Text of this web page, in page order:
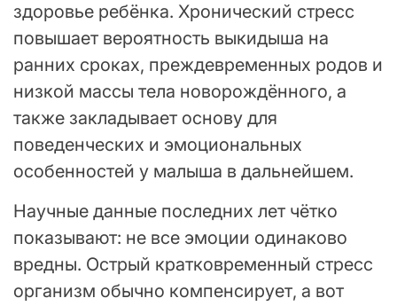
здоровье ребёнка. Хронический стресс
повышает вероятность выкидыша на
ранних сроках, преждевременных родов и
низкой массы тела новорождённого, а
также закладывает основу для
поведенческих и эмоциональных
особенностей у малыша в дальнейшем.
Научные данные последних лет чётко
показывают: не все эмоции одинаково
вредны. Острый кратковременный стресс
организм обычно компенсирует, а вот